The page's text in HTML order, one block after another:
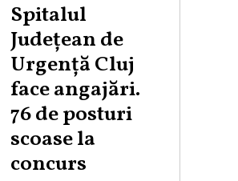
Spitalul
Județean de
Urgență Cluj
face angajări.
76 de posturi
scoase la
concurs